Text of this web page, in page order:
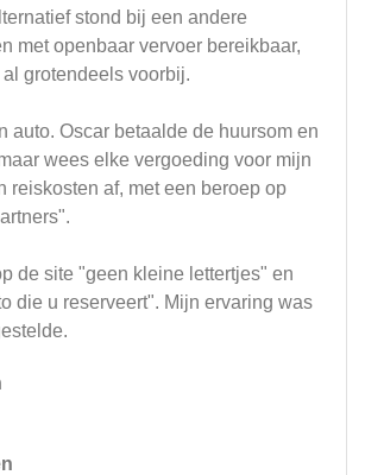
stond bij een andere
met openbaar vervoer bereikbaar,
grotendeels voorbij.
auto. Oscar betaalde de huursom en
wees elke vergoeding voor mijn
reiskosten af, met een beroep op
de site "geen kleine lettertjes" en
die u reserveert". Mijn ervaring was